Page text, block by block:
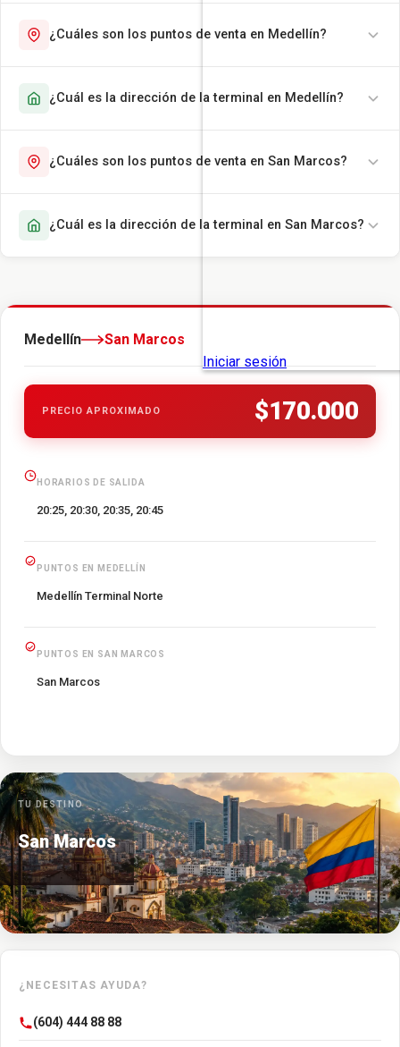
¿Cuáles son los puntos de venta en Medellín?
¿Cuál es la dirección de la terminal en Medellín?
¿Cuáles son los puntos de venta en San Marcos?
¿Cuál es la dirección de la terminal en San Marcos?
Medellín San Marcos
PRECIO APROXIMADO $170.000
HORARIOS DE SALIDA
20:25, 20:30, 20:35, 20:45
PUNTOS EN MEDELLÍN
Medellín Terminal Norte
PUNTOS EN SAN MARCOS
San Marcos
TU DESTINO
San Marcos
¿NECESITAS AYUDA?
(604) 444 88 88